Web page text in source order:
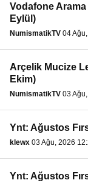
Vodafone
Eylül)
NumismatikTV 04
Arçelik Mucize
Ekim)
NumismatikTV 03
Ynt: Ağustos
klewx 03 Ağu, 2026
Ynt: Ağustos